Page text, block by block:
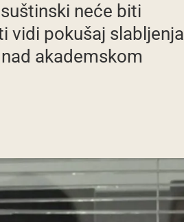
neće biti
vidi pokušaj slabljenja
akademskom